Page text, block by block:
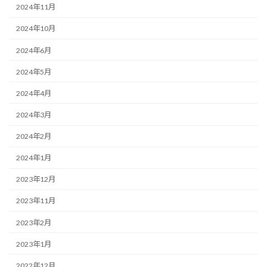
2024年11月
2024年10月
2024年6月
2024年5月
2024年4月
2024年3月
2024年2月
2024年1月
2023年12月
2023年11月
2023年2月
2023年1月